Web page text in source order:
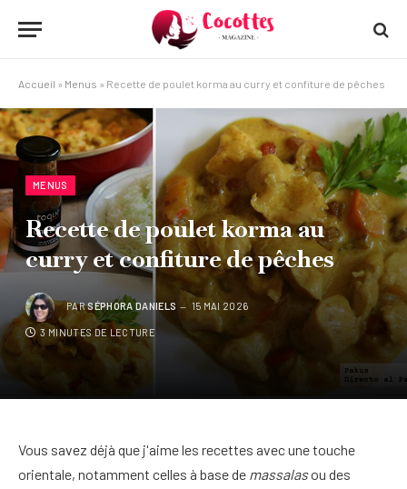
Accueil » Menus » Recette de poulet korma au curry et confiture de pêches
MENUS
Recette de poulet korma au
curry et confiture de pêches
PARSÉPHORA DANIELS 15 MAI 2026
3 MINUTES DE LECTURE
Vous savez déjà que j'aime les recettes avec une touche
orientale, notamment celles à base de massalasou des